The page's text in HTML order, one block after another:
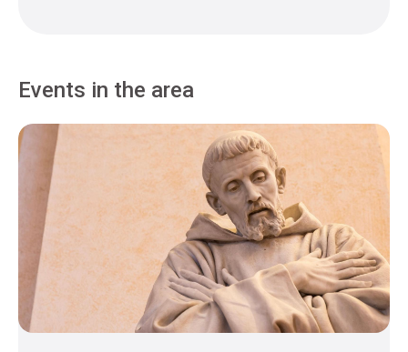
Events in the area